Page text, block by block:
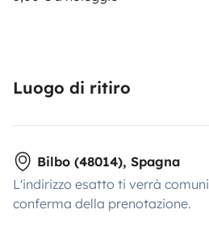
Luogo di ritiro
Bilbo (48014), Spagna
L'indirizzo esatto ti verrà
conferma della prenotazione.